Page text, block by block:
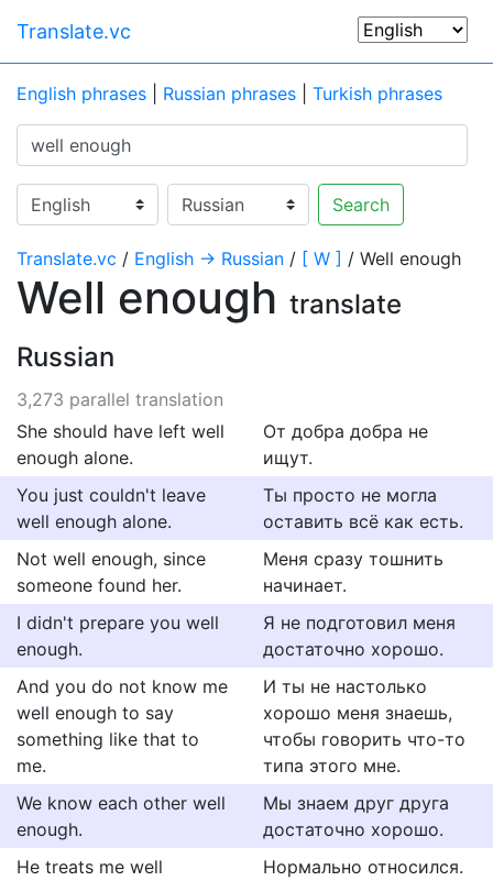
Translate.vc
English phrases Russian phrases Turkish phrases
Search
Translate.vc / English → Russian / [ W ] / Well enough
Well enough translate
Russian
3,273 parallel translation
She should have left well
enough alone.
От добра добра не
ищут.
You just couldn't leave
well enough alone.
Ты просто не могла
оставить всё как есть.
Not well enough, since
someone found her.
Меня сразу тошнить
начинает.
I didn't prepare you well
enough.
Я не подготовил меня
достаточно хорошо.
And you do not know me
well enough to say
something like that to
me.
И ты не настолько
хорошо меня знаешь,
чтобы говорить что-то
типа этого мне.
We know each other well
enough.
Мы знаем друг друга
достаточно хорошо.
He treats me well
Нормально относился.